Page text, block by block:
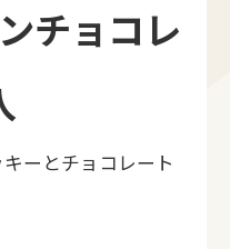
チョコレ
ーとチョコレート